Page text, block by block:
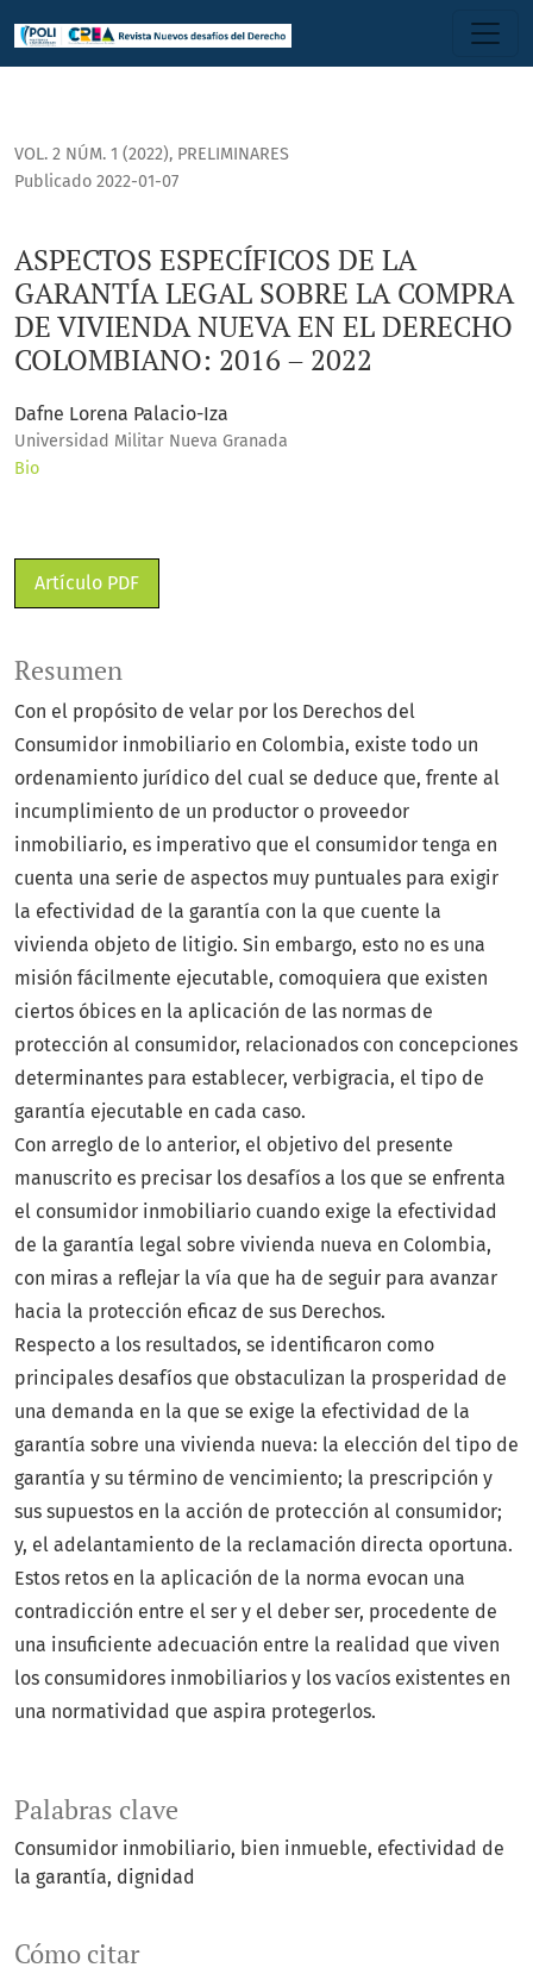
VOL. 2 NÚM. 1 (2022), PRELIMINARES
ASPECTOS ESPECÍFICOS DE LA
GARANTÍA LEGAL SOBRE LA COMPRA
DE VIVIENDA NUEVA EN EL DERECHO
COLOMBIANO: 2016 – 2022
Publicado 2022-01-07
Dafne Lorena Palacio-Iza
Universidad Militar Nueva Granada
Bio
Artículo PDF
Palabras clave
Consumidor inmobiliario bien inmueble efectividad de
la garantía dignidad
Cómo citar
Resumen
Con el propósito de velar por los Derechos del
Consumidor inmobiliario en Colombia, existe todo un
ordenamiento jurídico del cual se deduce que, frente al
incumplimiento de un productor o proveedor
inmobiliario, es imperativo que el consumidor tenga en
cuenta una serie de aspectos muy puntuales para exigir
la efectividad de la garantía con la que cuente la
vivienda objeto de litigio. Sin embargo, esto no es una
misión fácilmente ejecutable, comoquiera que existen
ciertos óbices en la aplicación de las normas de
protección al consumidor, relacionados con concepciones
determinantes para establecer, verbigracia, el tipo de
garantía ejecutable en cada caso.
Con arreglo de lo anterior, el objetivo del presente
manuscrito es precisar los desafíos a los que se enfrenta
el consumidor inmobiliario cuando exige la efectividad
de la garantía legal sobre vivienda nueva en Colombia,
con miras a reflejar la vía que ha de seguir para avanzar
hacia la protección eficaz de sus Derechos.
Respecto a los resultados, se identificaron como
principales desafíos que obstaculizan la prosperidad de
una demanda en la que se exige la efectividad de la
garantía sobre una vivienda nueva: la elección del tipo de
garantía y su término de vencimiento; la prescripción y
sus supuestos en la acción de protección al consumidor;
y, el adelantamiento de la reclamación directa oportuna.
Estos retos en la aplicación de la norma evocan una
contradicción entre el ser y el deber ser, procedente de
una insuficiente adecuación entre la realidad que viven
los consumidores inmobiliarios y los vacíos existentes en
una normatividad que aspira protegerlos.